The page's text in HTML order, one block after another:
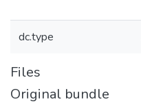
dc.type
Files
Original bundle